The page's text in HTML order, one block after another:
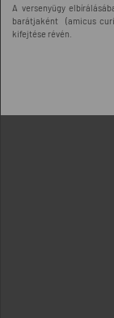
A versenyügy
barátjaként (amicus
kifejtése révén.